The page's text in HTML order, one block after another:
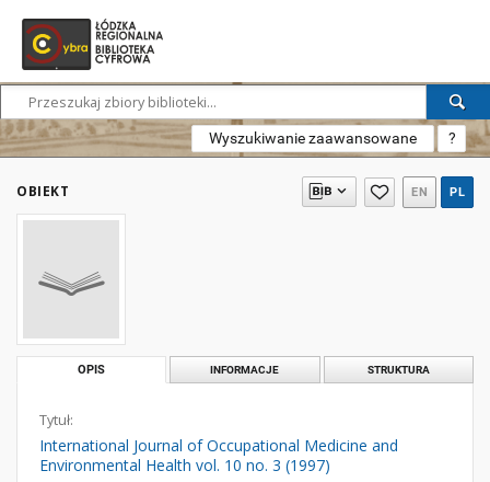
Wyszukiwanie zaawansowane ?
OBIEKT EN PL
OPIS INFORMACJE STRUKTURA
Tytuł:
International Journal of Occupational Medicine and
Environmental Health vol. 10 no. 3 (1997)